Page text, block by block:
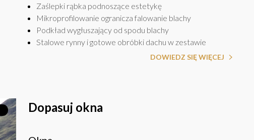
Zaślepki rąbka podnoszące estetykę
Mikroprofilowanie ogranicza falowanie blachy
Podkład wygłuszający od spodu blachy
Stalowe rynny i gotowe obróbki dachu w zestawie
DOWIEDZ SIĘ WIĘCEJ
Dopasuj okna